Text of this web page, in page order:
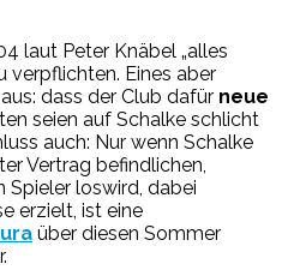
laut Peter Knäbel „alles
verpflichten. Eines aber
dass der Club dafür neue
seien auf Schalke schlicht
auch: Nur wenn Schalke
Vertrag befindlichen,
Spieler loswird, dabei
erzielt, ist eine
über diesen Sommer